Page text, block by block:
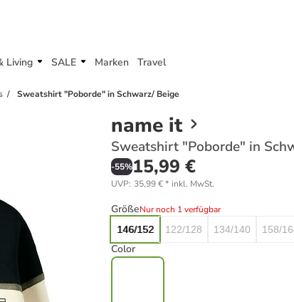
Living SALE Marken Travel
Sweatshirt "Poborde" in Schwarz/ Beige
name it
Sweatshirt "Poborde" in
-55%15,99 €
UVP: 35,99 €* inkl. MwSt.
GrößeNur noch 1 verfügbar
146/152
122/128 134/140 158/
Color